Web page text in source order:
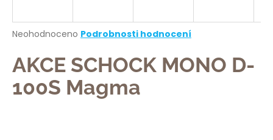
Průměrné
produktu
je
z
Neohodnoceno Podrobnosti hodnocení
AKCE SCHOCK MONO D-
100S Magma
j
t
?